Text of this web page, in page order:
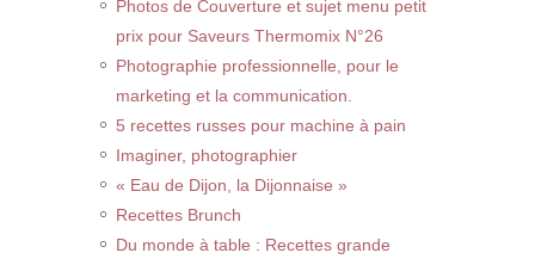
Photos de Couverture et sujet menu petit
prix pour Saveurs Thermomix N°26
Photographie professionnelle, pour le
marketing et la communication.
5 recettes russes pour machine à pain
Imaginer, photographier
« Eau de Dijon, la Dijonnaise »
Recettes Brunch
Du monde à table : Recettes grande